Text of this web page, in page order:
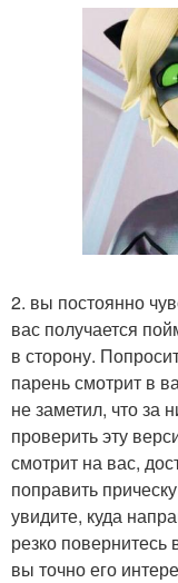
2. вы постоянно
вас получается
в сторону.
парень смотрит в
не заметил, что за
проверить эту
смотрит на вас,
поправить
увидите, куда
резко повернитесь
вы точно его